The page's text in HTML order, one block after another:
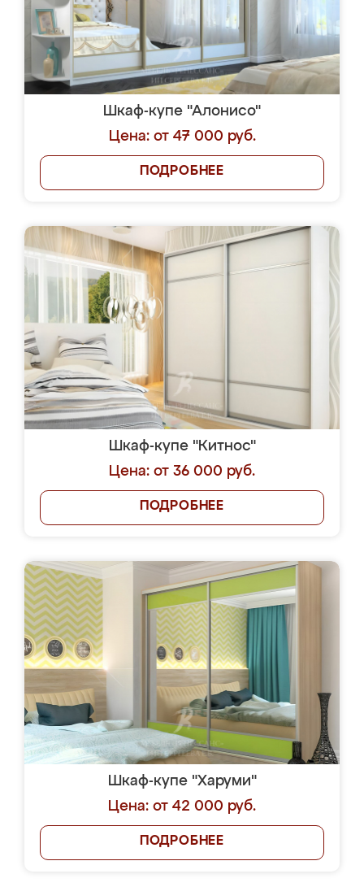
Шкаф-купе "Алонисо"
Цена: от 47 000 руб.
ПОДРОБНЕЕ
Шкаф-купе "Китнос"
Цена: от 36 000 руб.
ПОДРОБНЕЕ
Шкаф-купе "Харуми"
Цена: от 42 000 руб.
ПОДРОБНЕЕ